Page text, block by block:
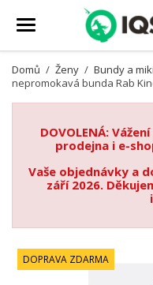
Domů Ženy Bundy a
nepromokavá bunda Rab
DOVOLENÁ:
prodejna i e-
Vaše objednávky a
září 2026.
DOPRAVA ZDARMA